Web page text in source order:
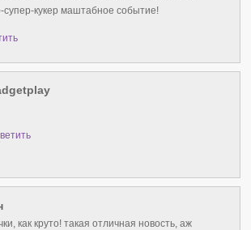
супер-кукер маштабное событие!
как круто! такая отличная новость, аж